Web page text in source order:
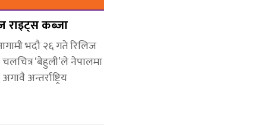
राइट्स कब्जा
भदौ २६ गते रिलिज
‘बेहुली’ले नेपालमा
अन्तर्राष्ट्रिय